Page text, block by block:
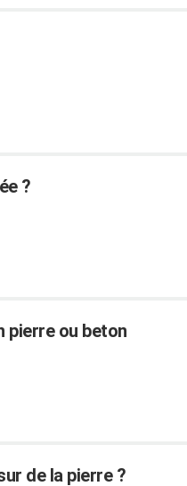
?
pierre ou beton
de la pierre ?